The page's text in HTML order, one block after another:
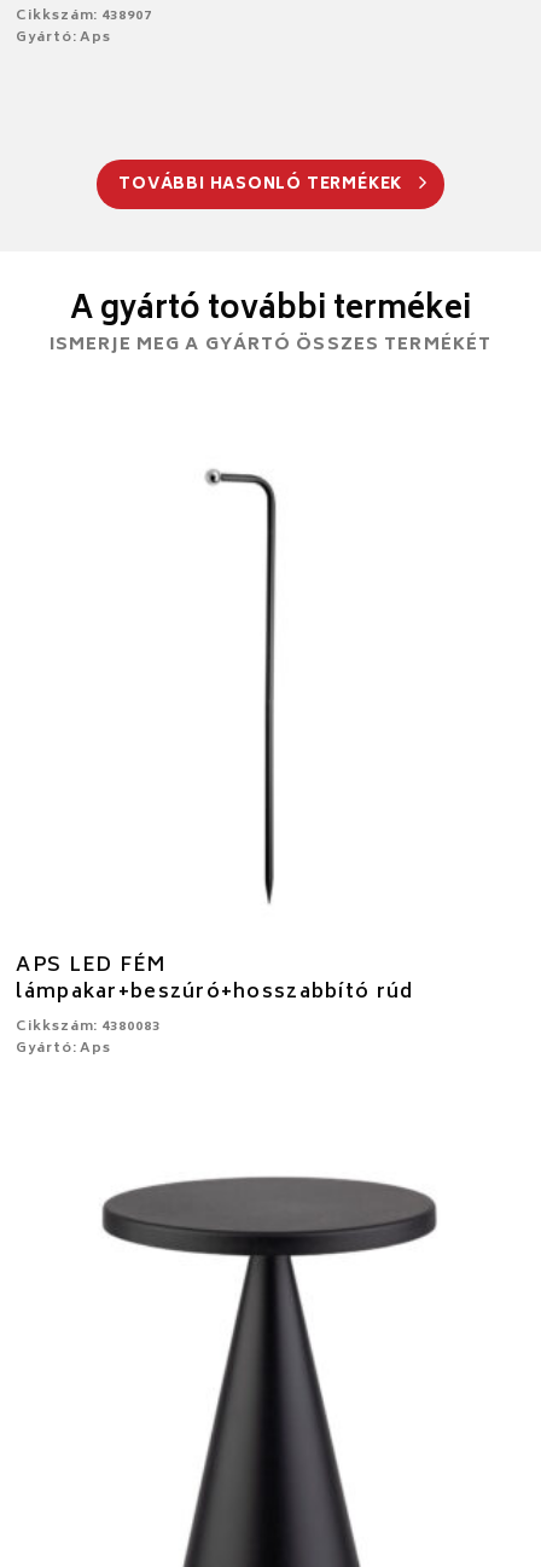
Cikkszám: 438907
Gyártó: Aps
TOVÁBBI HASONLÓ TERMÉKEK
A gyártó további termékei
ISMERJE MEG A GYÁRTÓ ÖSSZES TERMÉKÉT
APS LED FÉM
lámpakar+beszúró+hosszabbító rúd
Cikkszám: 4380083
Gyártó: Aps